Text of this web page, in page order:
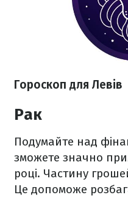
Гороскоп для Левів
Рак
Подумайте над
зможете значно
році. Частину
Це допоможе